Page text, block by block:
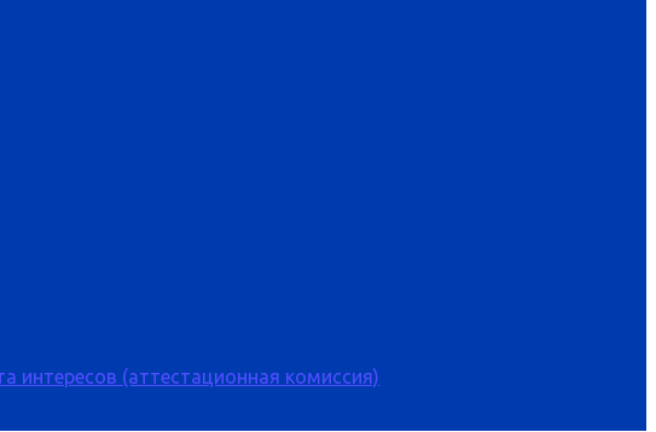
(аттестационная комиссия)